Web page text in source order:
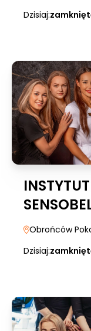
Dzisiaj:
Obrońców
Dzisiaj: